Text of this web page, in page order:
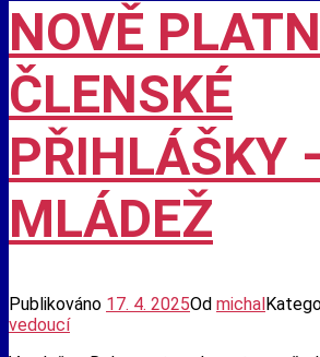
NOVĚ
ČLENSKÉ
PŘIHLÁŠKY
MLÁDEŽ
Publikováno 17. 4. 2025Od michal
vedoucí